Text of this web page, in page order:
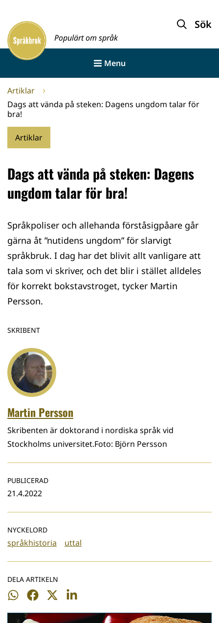
innehållet
Framsida
Populärt om språk
Sök
Menu
Artiklar
Dags att vända på steken: Dagens ungdom talar för
bra!
Artiklar
Dags att vända på steken: Dagens
ungdom talar för bra!
Språkpoliser och allehanda förståsigpåare går
gärna åt ”nutidens ungdom” för slarvigt
språkbruk. I dag har det blivit allt vanligare att
tala som vi skriver, och det blir i stället alldeles
för korrekt bokstavstroget, tycker Martin
Persson.
SKRIBENT
Martin Persson
Skribenten är doktorand i nordiska språk vid
Stockholms universitet.Foto: Björn Persson
PUBLICERAD
21.4.2022
NYCKELORD
språkhistoria uttal
DELA ARTIKELN
Dela
Dela
Dela
Dela